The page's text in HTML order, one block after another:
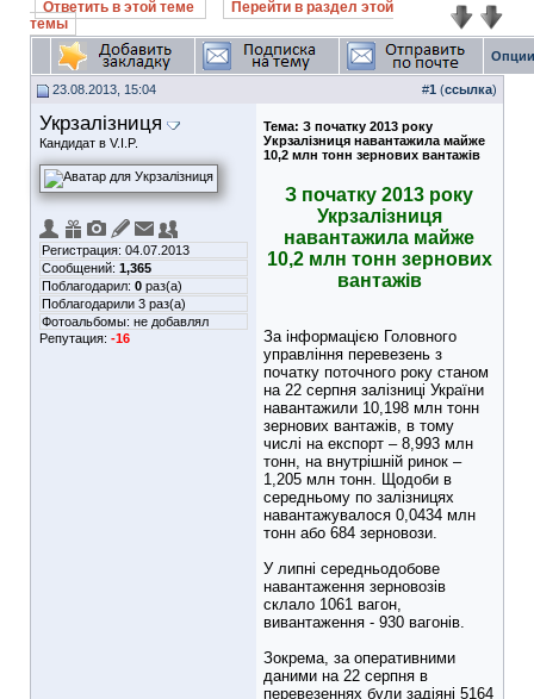
Ответить в этой теме
Перейти в раздел этой
темы
23.08.2013, 15:04 #1 (ссылка)
Укрзалізниця
Кандидат в V.I.P.
Регистрация: 04.07.2013
Сообщений: 1,365
Поблагодарил: 0 раз(а)
Поблагодарили 3 раз(а)
Фотоальбомы: не добавлял
Репутация: -16
Тема: З початку 2013 року
Укрзалізниця навантажила майже
10,2 млн тонн зернових вантажів
З початку 2013 року
Укрзалізниця
навантажила майже
10,2 млн тонн зернових
вантажів
За інформацією Головного
управління перевезень з
початку поточного року станом
на 22 серпня залізниці України
навантажили 10,198 млн тонн
зернових вантажів, в тому
числі на експорт – 8,993 млн
тонн, на внутрішній ринок –
1,205 млн тонн. Щодоби в
середньому по залізницях
навантажувалося 0,0434 млн
тонн або 684 зерновози.
У липні середньодобове
навантаження зерновозів
склало 1061 вагон,
вивантаження - 930 вагонів.
Зокрема, за оперативними
даними на 22 серпня в
перевезеннях були задіяні 5164